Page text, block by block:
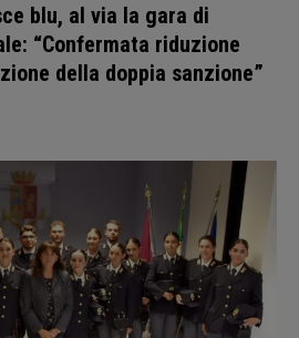
blu, al via la gara di
“Confermata riduzione
della doppia sanzione”